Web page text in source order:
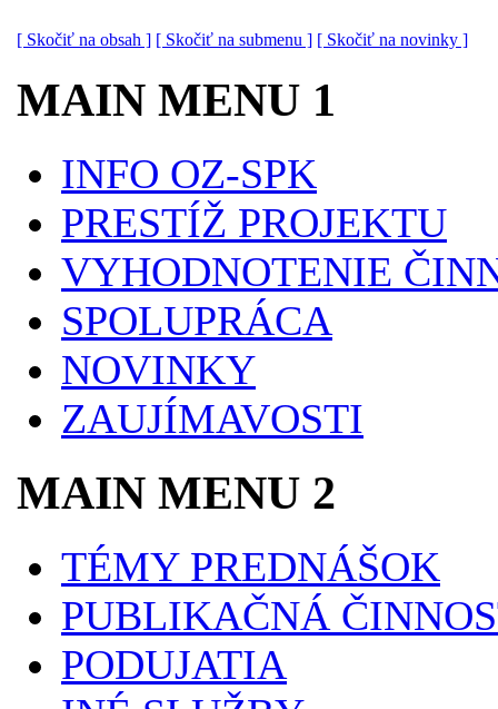
[ Skočiť na obsah ] [ Skočiť na submenu ] [ Skočiť na novinky ]
MAIN MENU 1
INFO OZ-SPK
PRESTÍŽ PROJEKTU
VYHODNOTENIE
SPOLUPRÁCA
NOVINKY
ZAUJÍMAVOSTI
MAIN MENU 2
TÉMY PREDNÁŠOK
PUBLIKAČNÁ
PODUJATIA